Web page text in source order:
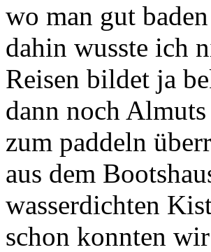
wo man gut
dahin wusste ich
Reisen bildet ja
dann noch
zum paddeln
aus dem
wasserdichten
schon konnten